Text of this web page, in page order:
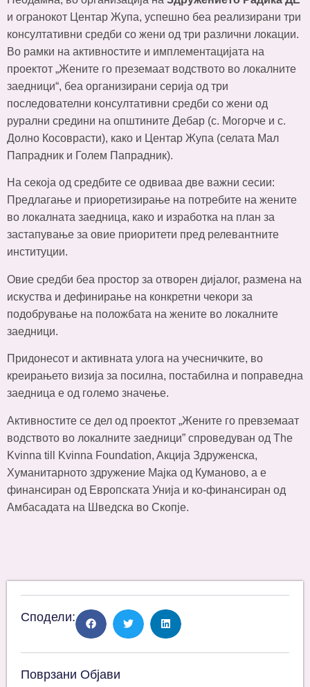
и огранокот Центар Жупа, успешно беа реализирани три
консултативни средби со жени од три различни локации.
Во рамки на активностите и имплементацијата на
проектот „Жените го преземаат водството во локалните
заедници“, беа организирани серија од три
последователни консултативни средби со жени од
рурални средини на општините Дебар (с. Могорче и с.
Долно Косоврасти), како и Центар Жупа (селата Мал
Папрадник и Голем Папрадник).
На секоја од средбите се одвиваа две важни сесии:
Предлагање и приоретизирање на потребите на жените
во локалната заедница, како и изработка на план за
застапување за овие приоритети пред релевантните
институции.
Овие средби беа простор за отворен дијалог, размена на
искуства и дефинирање на конкретни чекори за
подобрување на положбата на жените во локалните
заедници.
Придонесот и активната улога на учесничките, во
креирањето визија за посилна, постабилна и поправедна
заедница е од големо значење.
Активностите се дел од проектот „Жените го превземаат
водството во локалните заедници” спроведуван од The
Kvinna till Kvinna Foundation, Aкција Здруженска,
Хуманитарното здружение Мајка од Куманово, а е
финансиран од Европската Унија и ко-финансиран од
Амбасадата на Шведска во Скопје.
Сподели:
Поврзани Објави